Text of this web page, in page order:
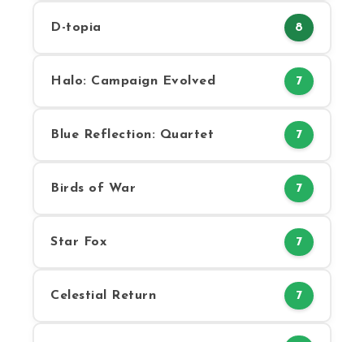
D-topia 8
Halo: Campaign Evolved 7
Blue Reflection: Quartet 7
Birds of War 7
Star Fox 7
Celestial Return 7